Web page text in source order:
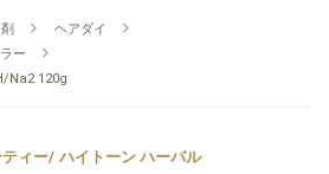
ヘアダイ
ー
Na2 120g
ィー/ ハイトーン ハーバル